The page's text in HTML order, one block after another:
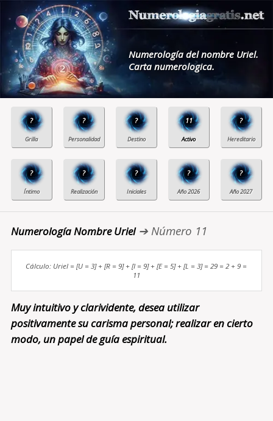
Numerología del nombre Uriel.
Carta numerologica.
? ? ? 11 ?
? ? ? ? ?
Numerología Nombre Uriel➔ Número 11
Cálculo: Uriel = [U = 3] + [R = 9] + [I = 9] + [E = 5] + [L = 3] = 29 = 2 + 9 =
11
Muy intuitivo y clarividente, desea utilizar
positivamente su carisma personal; realizar en cierto
modo, un papel de guía espiritual.